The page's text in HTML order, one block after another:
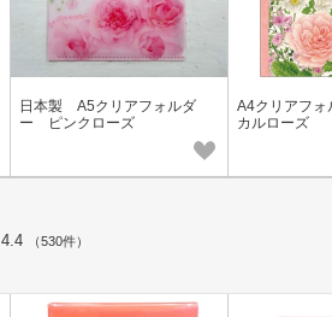
日本製 A5クリアフォルダ
ー ピンクローズ
A4クリアフ
カルローズ
4.4 （530件）